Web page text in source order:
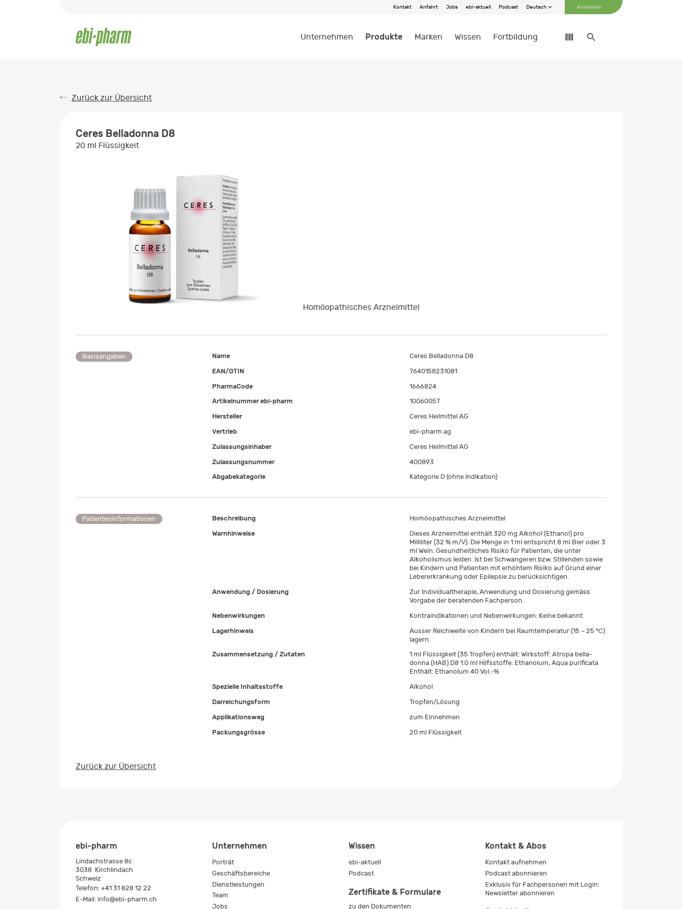
Kontakt Anfahrt Jobs ebi-aktuell Podcast Deutsch Anmelden
Unternehmen Produkte Marken Wissen Fortbildung
Zurück zur Übersicht
Ceres Belladonna D8
20 ml Flüssigkeit
Homöopathisches Arzneimittel
Basisangaben Name
Ceres Belladonna D8
EAN/GTIN
7640158231081
PharmaCode
1666824
Artikelnummer ebi-pharm
10060057
Hersteller
Ceres Heilmittel AG
Vertrieb
ebi-pharm ag
Zulassungsinhaber
Ceres Heilmittel AG
Zulassungsnummer
400893
Abgabekategorie
Kategorie D (ohne Indikation)
Patienteninformationen Beschreibung
Homöopathisches Arzneimittel
Warnhinweise
Dieses Arzneimittel enthält 320 mg Alkohol (Ethanol) pro
Milliliter (32 % m/V). Die Menge in 1 ml entspricht 8 ml Bier oder 3
ml Wein. Gesundheitliches Risiko für Patienten, die unter
Alkoholismus leiden. Ist bei Schwangeren bzw. Stillenden sowie
bei Kindern und Patienten mit erhöhtem Risiko auf Grund einer
Lebererkrankung oder Epilepsie zu berücksichtigen.
Anwendung / Dosierung
Zur Individualtherapie, Anwendung und Dosierung gemäss
Vorgabe der beratenden Fachperson.
Nebenwirkungen
Kontraindikationen und Nebenwirkungen: Keine bekannt.
Lagerhinweis
Ausser Reichweite von Kindern bei Raumtemperatur (15 – 25 °C)
lagern.
Zusammensetzung / Zutaten
1 ml Flüssigkeit (35 Tropfen) enthält: Wirkstoff: Atropa bella-
donna (HAB) D8 1.0 ml Hilfsstoffe: Ethanolum, Aqua purificata
Enthält: Ethanolum 40 Vol.-%
Spezielle Inhaltsstoffe
Alkohol
Darreichungsform
Tropfen/Lösung
Applikationsweg
zum Einnehmen
Packungsgrösse
20 ml Flüssigkeit
Zurück zur Übersicht
ebi-pharm
Lindachstrasse 8c
3038 Kirchlindach
Schweiz
Telefon: +41 31 828 12 22
E-Mail: info@ebi-pharm.ch
Unternehmen
Porträt
Geschäftsbereiche
Dienstleistungen
Team
Jobs
Wissen
ebi-aktuell
Podcast
Zertifikate & Formulare
zu den Dokumenten
Kontakt & Abos
Kontakt aufnehmen
Podcast abonnieren
Exklusiv für Fachpersonen mit Login:
Newsletter abonnieren